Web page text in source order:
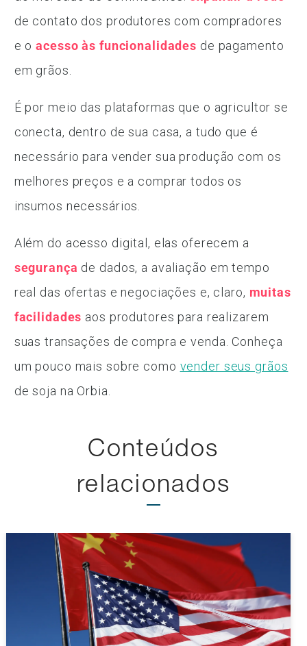
de contato dos produtores com compradores
e oacesso às funcionalidades de pagamento
em grãos.
É por meio das plataformas que o agricultor se
conecta, dentro de sua casa, a tudo que é
necessário para vender sua produção com os
melhores preços e a comprar todos os
insumos necessários.
Além do acesso digital, elas oferecem a
segurança de dados, a avaliação em tempo
real das ofertas e negociações e, claro, muitas
facilidades aos produtores para realizarem
suas transações de compra e venda. Conheça
um pouco mais sobre como vender seus grãos
de soja na Orbia.
Conteúdos
relacionados